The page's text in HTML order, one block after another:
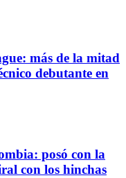
más de la mitad
debutante en
posó con la
con los hinchas